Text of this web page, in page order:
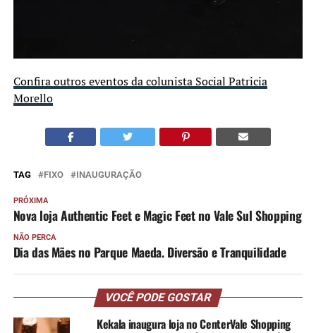
Confira outros eventos da colunista Social Patricia
Morello
TAG FIXO INAUGURAÇÃO
PRÓXIMA
Nova loja Authentic Feet e Magic Feet no Vale Sul Shopping
NÃO PERCA
Dia das Mães no Parque Maeda. Diversão e Tranquilidade
VOCÊ PODE GOSTAR
Kekala inaugura loja no CenterVale Shopping